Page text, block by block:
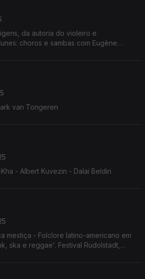
da autoria do violeiro e
choros e sambas com Eugène
van Tongeren
- Albert Kuvezin - Dalai Beldiri
mestiça - Folclore latino-americano em
ska e reggae'. Festival Rudolstadt,